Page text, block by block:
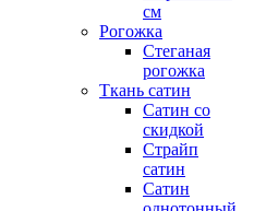
см
Рогожка
Стеганая
рогожка
Ткань сатин
Сатин со
скидкой
Страйп
сатин
Сатин